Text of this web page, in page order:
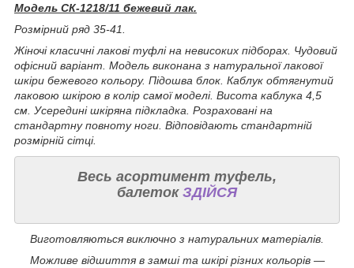
Модель СК-1218/11 бежевий лак.
Розмірний ряд 35-41.
Жіночі класичні лакові туфлі на невисоких підборах. Чудовий
офісний варіант. Модель виконана з натуральної лакової
шкіри бежевого кольору. Підошва блок. Каблук обтягнутий
лаковою шкірою в колір самої моделі. Висота каблука 4,5
см. Усередині шкіряна підкладка. Розраховані на
стандартну повноту ноги. Відповідають стандартній
розмірній сітці.
Весь асортимент туфель,
балеток ЗДІЙСЯ
Виготовляються виключно з натуральних матеріалів.
Можливе відшиття в замші та шкірі різних кольорів —